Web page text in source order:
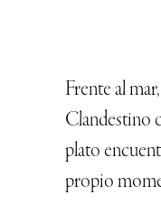
Frente al
Clandestino
plato
propio